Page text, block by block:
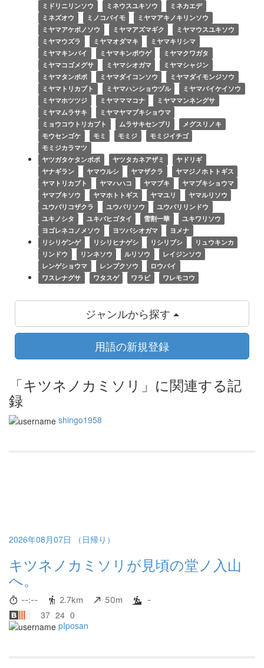
ミドリニリンソウ ミネウスユキソウ
ミネカエデ
ミネズオウ
ミノコバイモ
ミヤマアキノキリンソウ
ミヤマアケボノソウ
ミヤマアズマギク
ミヤマウスユキソウ
ミヤマウズラ
ミヤマオダマキ
ミヤマキリシマ
ミヤマキンバイ
ミヤマキンポウゲ
ミヤマクワガタ
ミヤマコゴメグサ
ミヤマシオガマ
ミヤマシャジン
ミヤマタンポポ
ミヤマダイコンソウ
ミヤマダイモンジソウ
ミヤマトリカブト
ミヤマハンショウヅル
ミヤマバイケイソウ
ミヤマホツツジ
ミヤマママコナ
ミヤママンネングサ
ミヤマムラサキ
ミヤマヤマブキショウマ
ミョウコウトリカブト
ムラサキセンブリ
メグスリノキ
モウセンゴケ
モミ モミジ
モミジイチゴ
モミジカラマツ
ヤツガタケタンポポ
ヤツタカネアザミ
ヤドリギ
ヤナギラン
ヤマウルシ ヤマザクラ
ヤマジノホトトギス
ヤマトリカブト
ヤマハハコ ヤマブキ
ヤマブキショウマ
ヤマブキソウ
ヤマホトトギス ヤマユリ
ヤマルリソウ
ユウバリコザクラ
ユウバリソウ
ユウバリリンドウ
ユキノシタ
ユキバヒゴタイ 雪割一華
ユキワリソウ
ヨゴレネコノメソウ
ヨツバシオガマ
ヨメナ
リシリゲンゲ
リシリヒナゲシ リシリブシ
リュウキンカ
リンドウ
リンネソウ ルリソウ
レイジンソウ
レンゲショウマ
レンプクソウ
ロウバイ
ワスレナグサ
ワタスゲ ワラビ ワレモコウ
ジャンルから探す
用語の新規登録
「キツネノカミソリ」に関連する記
録
shingo1958
2026年08月07日 （日帰り）
キツネノカミソリが見頃の堂ノ入山
へ。
--:-- 2.7km 50m -
37 24 0
pIposan